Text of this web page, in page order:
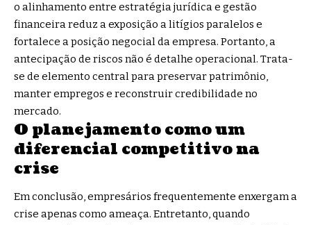
o alinhamento entre estratégia jurídica e gestão
financeira reduz a exposição a litígios paralelos e
fortalece a posição negocial da empresa. Portanto, a
antecipação de riscos não é detalhe operacional. Trata-
se de elemento central para preservar patrimônio,
manter empregos e reconstruir credibilidade no
mercado.
O planejamento como um
diferencial competitivo na
crise
Em conclusão, empresários frequentemente enxergam a
crise apenas como ameaça. Entretanto, quando